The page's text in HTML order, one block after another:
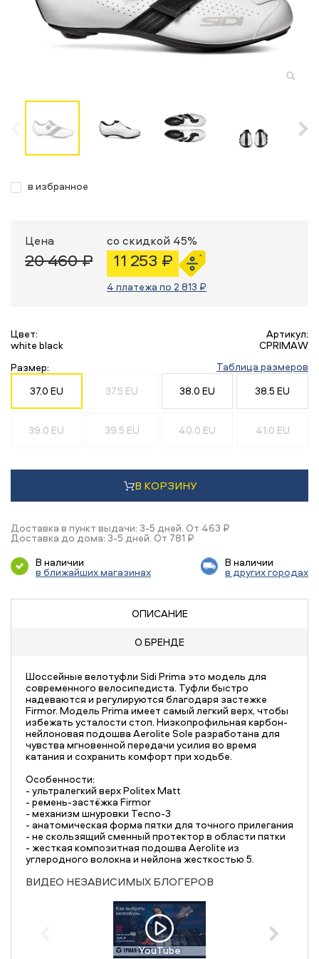
в избранное
Цена
20 460 ₽
со скидкой 45%
11 253 ₽
4 платежа по 2 813 ₽
Цвет:
white black
Артикул:
CPRIMAW
Размер:
Таблица размеров
37.0 EU
37.5 EU 38.0 EU 38.5 EU
39.0 EU 39.5 EU 40.0 EU 41.0 EU
В КОРЗИНУ
Доставка в пункт выдачи: 3-5 дней. От 463 ₽
Доставка до дома: 3-5 дней. От 781 ₽
В наличии
в ближайших магазинах
В наличии
в других городах
ОПИСАНИЕ
О БРЕНДЕ
Шоссейные велотуфли Sidi Prima это модель для
современного велосипедиста. Туфли быстро
надеваются и регулируются благодаря застежке
Firmor. Модель Prima имеет самый легкий верх, чтобы
избежать усталости стоп. Низкопрофильная карбон-
нейлоновая подошва Aerolite Sole разработана для
чувства мгновенной передачи усилия во время
катания и сохранить комфорт при ходьбе.
Особенности:
- ультралегкий верх Politex Matt
- ремень-застёжка Firmor
- механизм шнуровки Tecno-3
- анатомическая форма пятки для точного прилегания
- не скользящий сменный протектор в области пятки
- жесткая композитная подошва Aerolite из
углеродного волокна и нейлона жесткостью 5.
ВИДЕО НЕЗАВИСИМЫХ БЛОГЕРОВ
YouTube